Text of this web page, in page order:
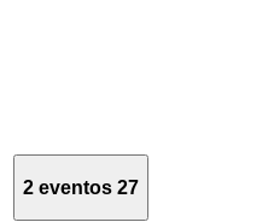
2 eventos 27